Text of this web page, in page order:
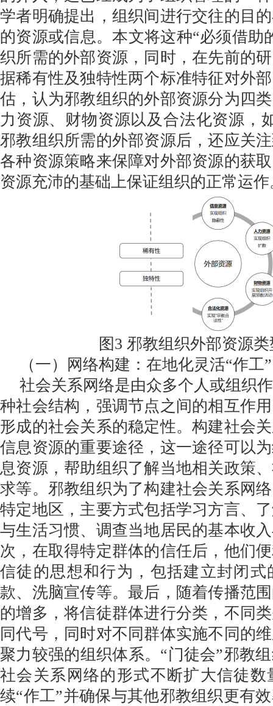
学者明确提出，组织间进行交往的目
的资源或信息。本文将这种“必须借助
织所需的外部资源，同时，在先前的
据稀有性及独特性两个标准特征对外
估，认为邪教组织的外部资源分为四
力资源、财物资源以及合法化资源，
邪教组织所需的外部资源后，还应关
各种资源策略来保障对外部资源的获
资源充沛的基础上保证组织的正常运作
图3 邪教组织外部资源
（一）网络构建：在地化灵活“作工”
社会关系网络是由众多个人或组织
种社会结构，强调节点之间的相互作
形成的社会关系的稳定性。构建社会
信息资源的重要途径，这一途径可以
息资源，帮助组织了解当地相关政策
求等。邪教组织为了构建社会关系网
特定地区，主要方式包括学习方言、
与生活习惯、调查当地居民的基本收
次，在取得特定群体的信任后，他们
信徒的思想和行为，包括建立封闭式
款、洗脑宣传等。最后，随着传播范
的增多，将信徒群体进行分类，不同
同代号，同时对不同群体实施不同的
聚力较强的组织体系。“门徒会”邪教
社会关系网络的形式不断扩大信徒数
续“作工”并确保与其他邪教组织更有